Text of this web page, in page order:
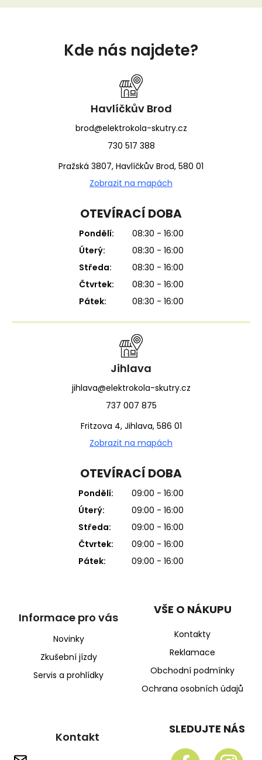
Kde nás najdete?
Havlíčkův Brod
brod@elektrokola-skutry.cz
730 517 388
Pražská 3807, Havlíčkův Brod, 580 01
Zobrazit na mapách
OTEVÍRACÍ DOBA
Pondělí:
08:30 - 16:00
Úterý:
08:30 - 16:00
Středa:
08:30 - 16:00
Čtvrtek:
08:30 - 16:00
Pátek:
08:30 - 16:00
Jihlava
jihlava@elektrokola-skutry.cz
737 007 875
Fritzova 4, Jihlava, 586 01
Zobrazit na mapách
OTEVÍRACÍ DOBA
Pondělí:
09:00 - 16:00
Úterý:
09:00 - 16:00
Středa:
09:00 - 16:00
Čtvrtek:
09:00 - 16:00
Pátek:
09:00 - 16:00
Informace pro vás
Novinky
Zkušební jízdy
Servis a prohlídky
VŠE O NÁKUPU
Kontakty
Reklamace
Obchodní podmínky
Ochrana osobních údajů
Kontakt
SLEDUJTE NÁS